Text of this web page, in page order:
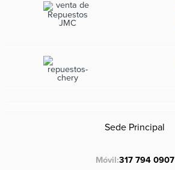
Sede Principal
Móvil:317 794 0907